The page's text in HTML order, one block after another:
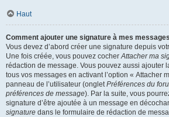
Haut
Comment ajouter une signature à mes
Vous devez d’abord créer une signature depuis
Une fois créée, vous pouvez cocherAttacher ma
rédaction de message. Vous pouvez aussi ajouter
tous vos messages en activant l’option « Attacher
panneau de l’utilisateur (ongletPréférences du
préférences de message). Par la suite, vous
signature d’être ajoutée à un message en
signature dans le formulaire de rédaction de